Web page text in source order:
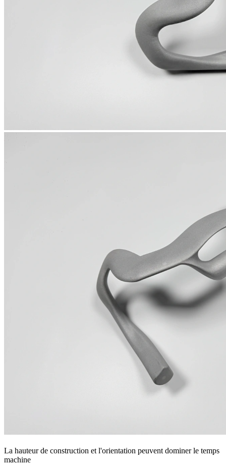
La hauteur de construction et l'orientation peuvent dominer le temps
machine